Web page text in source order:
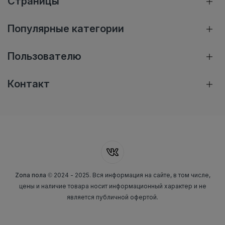
Популярные категории
Пользователю
Контакт
Zona пола © 2024 - 2025. Вся информация на сайте, в том числе,
цены и наличие товара носит информационный характер и не
является публичной офертой.